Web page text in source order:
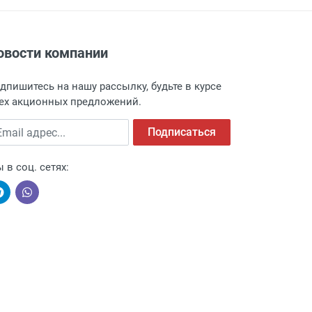
г. Москва, Переведеновский
о поступлении товара.
пункт выдачи, чтобы избежать
компаниями, поэтому легко и
компании
на нашу рассылку, будьте в курсе
акционных предложений.
адрес Подписаться
в соц. сетях: